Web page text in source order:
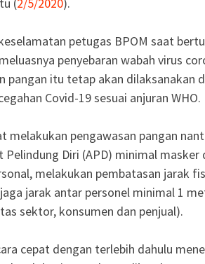
(2/5/2020).
petugas BPOM saat
penyebaran wabah virus
pangan itu tetap akan dilaksanakan
Covid-19 sesuai anjuran WHO.
melakukan pengawasan pangan
Diri (APD) minimal masker
melakukan pembatasan jarak
jarak antar personel minimal 1
sektor, konsumen dan penjual).
cepat dengan terlebih dahulu